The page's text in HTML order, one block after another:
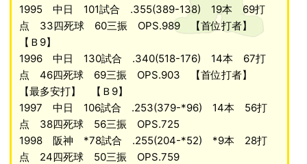
1995 中日 101試合 .355(389-138) 19本 69打
点 33四死球 60三振 OPS.989 【首位打者】
【Ｂ9】
1996 中日 130試合 .340(518-176) 14本 67打
点 46四死球 69三振 OPS.903 【首位打者】
【最多安打】 【Ｂ9】
1997 中日 106試合 .253(379-*96) 14本 56打
点 38四死球 56三振 OPS.725
1998 阪神 *78試合 .255(204-*52) *9本 28打
点 24四死球 50三振 OPS.759